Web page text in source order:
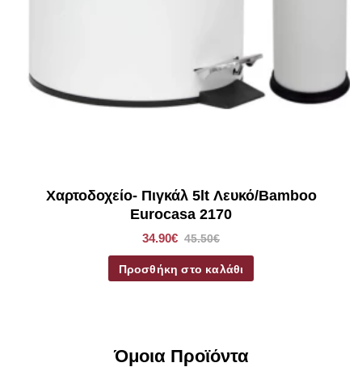
Χαρτοδοχείο- Πιγκάλ 5lt Λευκό/Bamboo
Eurocasa 2170
34.90€ 45.50€
Προσθήκη στο καλάθι
Όμοια Προϊόντα